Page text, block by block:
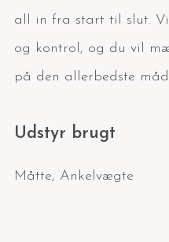
all in fra start til slut.
og kontrol, og du vil
på den allerbedste
Udstyr brugt
Måtte, Ankelvægte